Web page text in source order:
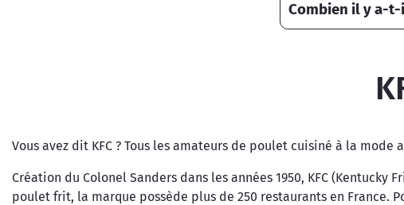
Combien il y a-t-
Vous avez dit KFC ? Tous les amateurs de poulet cuisiné à la
Création du Colonel Sanders dans les années 1950, KFC
poulet frit, la marque possède plus de 250 restaurants en France.